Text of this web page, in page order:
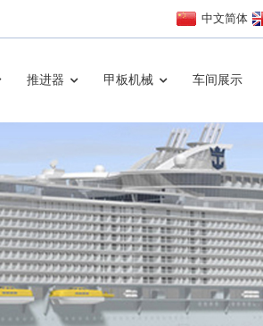
中文简体
推进器 甲板机械 车间展示